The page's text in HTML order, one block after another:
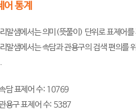
어 통계
말샘에서는 의미(뜻풀이) 단위로 표제어를
말샘에서는 속담과 관용구의 검색 편의를
담 표제어 수: 10769
용구 표제어 수: 5387